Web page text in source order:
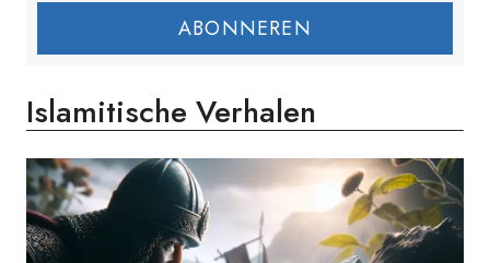
ABONNEREN
Islamitische Verhalen